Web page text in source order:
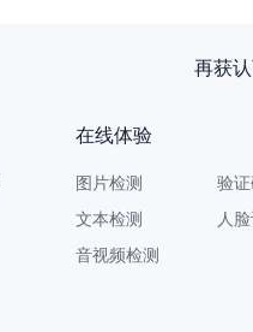
再获
在线体验
图片检测
文本检测
音视频检测
验
人